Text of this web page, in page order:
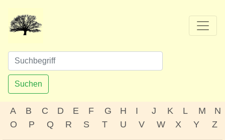
Suchen
A B C D E F G H I J K L M
N
O
P Q R S T U V W X Y Z